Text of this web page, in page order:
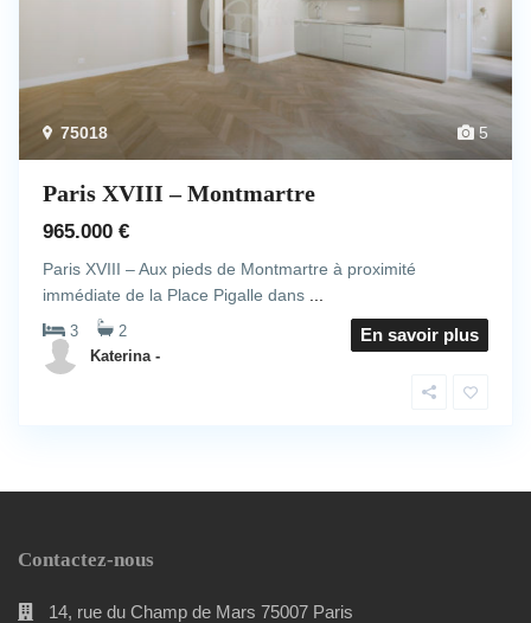
5
75018
Paris XVIII – Montmartre
965.000 €
Paris XVIII – Aux pieds de Montmartre à proximité
immédiate de la Place Pigalle dans
3 2 En savoir plus
Katerina -
Contactez-nous
14, rue du Champ de Mars 75007 Paris